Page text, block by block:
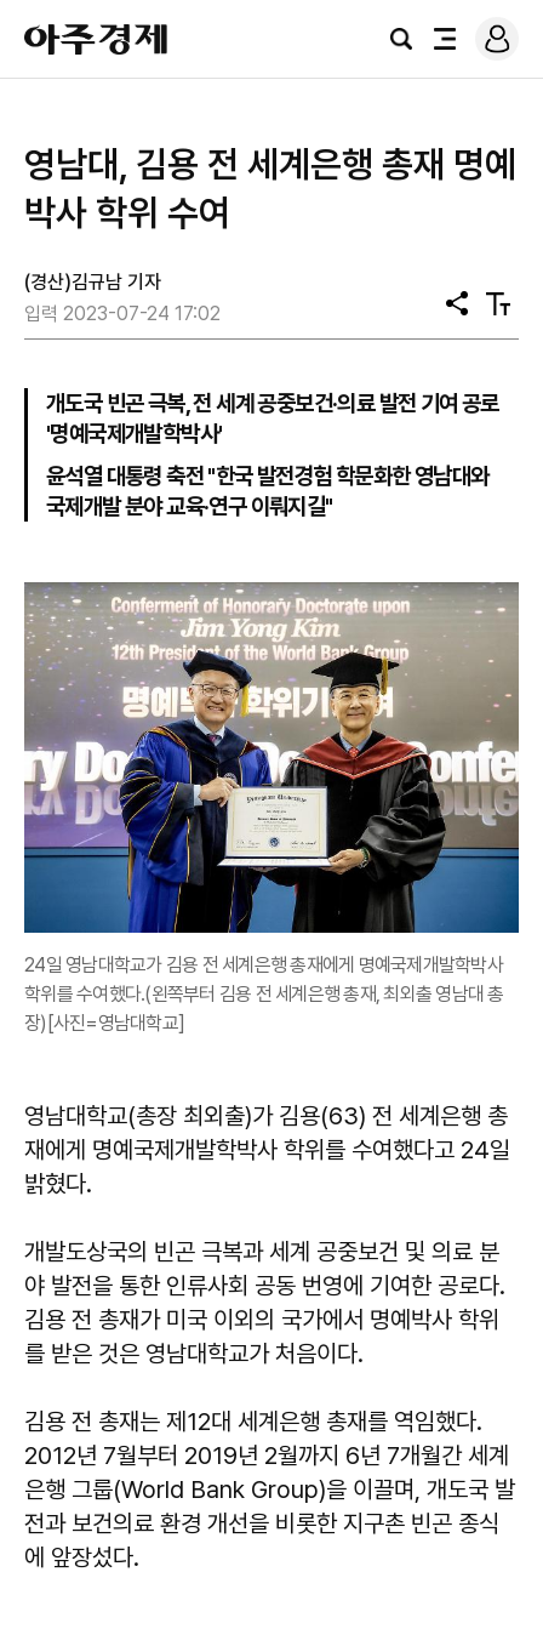
아
주
경
검
전
로
그
영남대, 김용 전 세계은행 총재 명예
박사 학위 수여
(경산)김규남 기자
입력 2023-07-24 17:02
공
유
텍
스
기
개도국 빈곤 극복, 전 세계 공중보건·의료 발전 기여 공로
'명예국제개발학박사'
윤석열 대통령 축전 "한국 발전경험 학문화한 영남대와
국제개발 분야 교육·연구 이뤄지길"
24일 영남대학교가 김용 전 세계은행 총재에게 명예국제개발학박사
학위를 수여했다.(왼쪽부터 김용 전 세계은행 총재, 최외출 영남대 총
장)[사진=영남대학교]
영남대학교(총장 최외출)가 김용(63) 전 세계은행 총
재에게 명예국제개발학박사 학위를 수여했다고 24일
밝혔다.
개발도상국의 빈곤 극복과 세계 공중보건 및 의료 분
야 발전을 통한 인류사회 공동 번영에 기여한 공로다.
김용 전 총재가 미국 이외의 국가에서 명예박사 학위
를 받은 것은 영남대학교가 처음이다.
김용 전 총재는 제12대 세계은행 총재를 역임했다.
2012년 7월부터 2019년 2월까지 6년 7개월간 세계
은행 그룹(World Bank Group)을 이끌며, 개도국 발
전과 보건의료 환경 개선을 비롯한 지구촌 빈곤 종식
에 앞장섰다.